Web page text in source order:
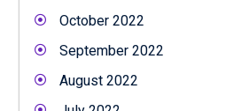
October 2022
September 2022
August 2022